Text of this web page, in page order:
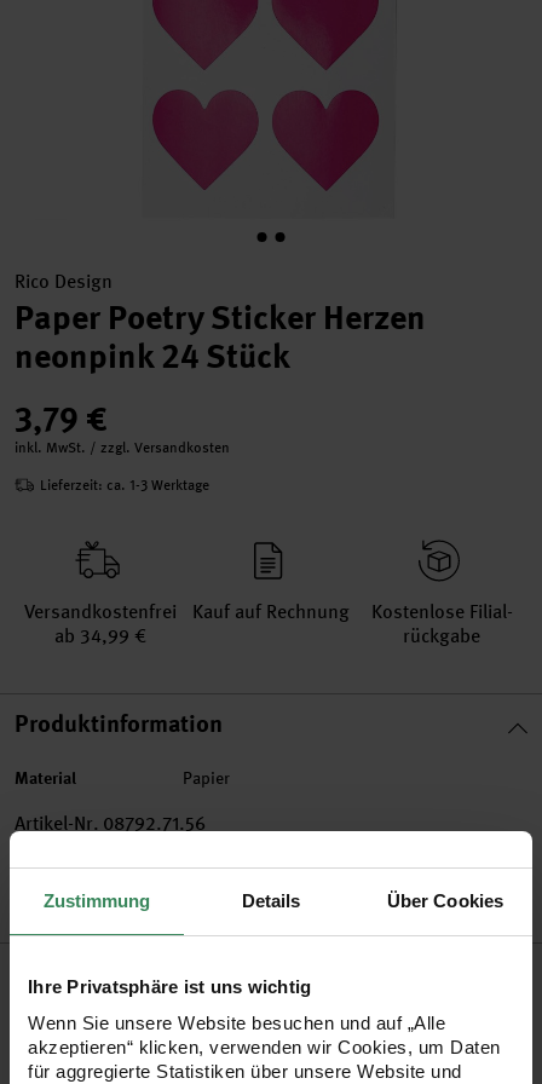
Zustimmung Details Über Cookies
Ihre Privatsphäre ist uns wichtig
Wenn Sie unsere Website besuchen und auf „Alle
akzeptieren“ klicken, verwenden wir Cookies, um Daten
für aggregierte Statistiken über unsere Website und
Rico Design
Paper Poetry Sticker Herzen
neonpink 24 Stück
3,79 €
inkl. MwSt. / zzgl. Versandkosten
Lieferzeit: ca. 1-3 Werktage
Versand­kosten­frei
ab 34,99 €
Kauf auf Rechnung
Kosten­lose Filial­
rückgabe
Produktinformation
Material Papier
Artikel-Nr. 08792.71.56
Produktbeschreibung
Mit den Papier-Stickern verschönern Sie Ihre gebastelten
Karten, bemalten Fotorahmen oder Geschenkschachteln. Die